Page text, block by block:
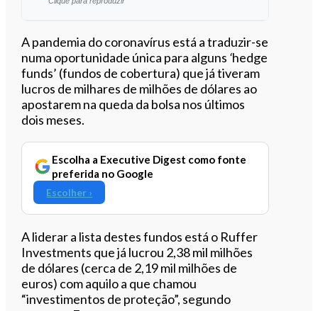
Ouvir este artigo
A pandemia do coronavírus está a traduzir-se
numa oportunidade única para alguns ‘hedge
funds’ (fundos de cobertura) que já tiveram
lucros de milhares de milhões de dólares ao
apostarem na queda da bolsa nos últimos
dois meses.
Escolha a Executive Digest como fonte
preferida no Google
Escolher ›
A liderar a lista destes fundos está o Ruffer
Investments que já lucrou 2,38 mil milhões
de dólares (cerca de 2,19 mil milhões de
euros) com aquilo a que chamou
“investimentos de proteção”, segundo